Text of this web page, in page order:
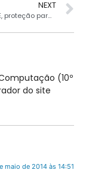
NEXT
F-Secure SAFE, proteção para computadores e dispositivos móveis
(10º
do site
maio de 2014 às 14:51